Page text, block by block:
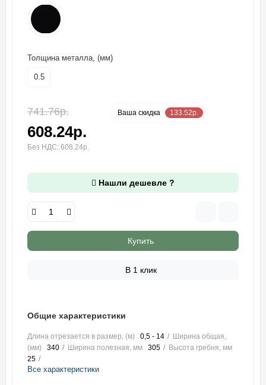
Толщина металла, (мм)
0.5
741.76р. Ваша cкидка 133.52р.
608.24р.
Без НДС: 608.24р.
Нашли дешевле ?
Купить
В 1 клик
Общие характеристики
Длина отрезается в размер, (м) 0,5 - 14
Ширина общая,
(мм)
340 Ширина полезная, мм 305
Высота гребня, мм
25
Все характеристики